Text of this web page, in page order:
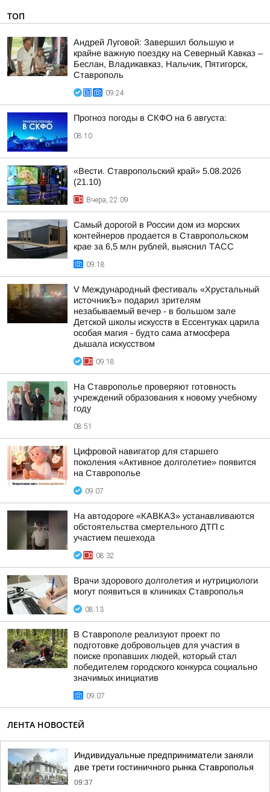
ТОП
Андрей Луговой: Завершил большую и
крайне важную поездку на Северный Кавказ –
Беслан, Владикавказ, Нальчик, Пятигорск,
Ставрополь
09:24
Прогноз погоды в СКФО на 6 августа:
08:10
«Вести. Ставропольский край» 5.08.2026
(21.10)
Вчера, 22:09
Самый дорогой в России дом из морских
контейнеров продается в Ставропольском
крае за 6,5 млн рублей, выяснил ТАСС
09:18
V Международный фестиваль «Хрустальный
источникЪ» подарил зрителям
незабываемый вечер - в большом зале
Детской школы искусств в Ессентуках царила
особая магия - будто сама атмосфера
дышала искусством
09:18
На Ставрополье проверяют готовность
учреждений образования к новому учебному
году
08:51
Цифровой навигатор для старшего
поколения «Активное долголетие» появится
на Ставрополье
09:07
На автодороге «КАВКАЗ» устанавливаются
обстоятельства смертельного ДТП с
участием пешехода
08:32
Врачи здорового долголетия и нутрициологи
могут появиться в клиниках Ставрополья
08:13
В Ставрополе реализуют проект по
подготовке добровольцев для участия в
поиске пропавших людей, который стал
победителем городского конкурса социально
значимых инициатив
09:07
ЛЕНТА НОВОСТЕЙ
Индивидуальные предприниматели заняли
две трети гостиничного рынка Ставрополья
09:37